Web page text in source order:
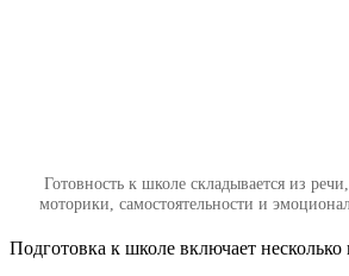
Готовность к школе складывается из
моторики, самостоятельности и
Подготовка к школе включает несколько